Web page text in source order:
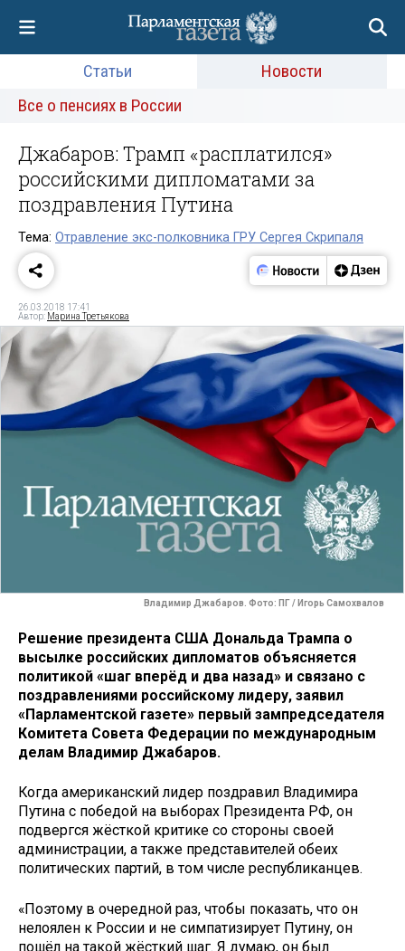
Статьи
Новости
Все о пенсиях в России
Джабаров: Трамп «расплатился»
российскими дипломатами за
поздравления Путина
Тема: Отравление экс-полковника ГРУ Сергея Скрипаля
26.03.2018 17:41
Автор: Марина Третьякова
Владимир Джабаров. Фото: ПГ / Игорь Самохвалов
Решение президента США Дональда Трампа о
высылке российских дипломатов объясняется
политикой «шаг вперёд и два назад» и связано с
поздравлениями российскому лидеру, заявил
«Парламентской газете» первый зампредседателя
Комитета Совета Федерации по международным
делам Владимир Джабаров.
Когда американский лидер поздравил Владимира
Путина с победой на выборах Президента РФ, он
подвергся жёсткой критике со стороны своей
администрации, а также представителей обеих
политических партий, в том числе республиканцев.
«Поэтому в очередной раз, чтобы показать, что он
нелоялен к России и не симпатизирует Путину, он
пошёл на такой жёсткий шаг. Я думаю, он был